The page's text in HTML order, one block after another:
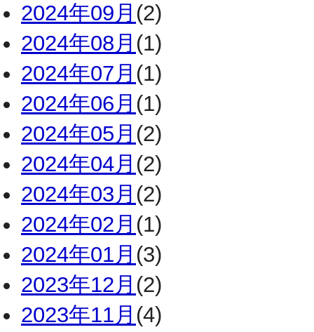
2024年09月 (2)
2024年08月 (1)
2024年07月 (1)
2024年06月 (1)
2024年05月 (2)
2024年04月 (2)
2024年03月 (2)
2024年02月 (1)
2024年01月 (3)
2023年12月 (2)
2023年11月 (4)